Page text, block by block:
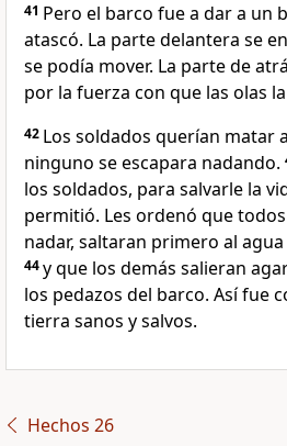
41 Pero el barco fue a dar a un
atascó. La parte delantera se
se podía mover. La parte de
por la fuerza con que las olas
42 Los soldados querían matar
ninguno se escapara nadando.
los soldados, para salvarle la
permitió. Les ordenó que
nadar, saltaran primero al
44y que los demás salieran
los pedazos del barco. Así fue
tierra sanos y salvos.
Hechos 26